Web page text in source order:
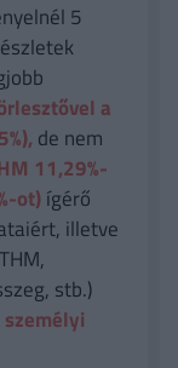
5
a
de nem
11,29%-
ot)ígérő
illetve
stb.)